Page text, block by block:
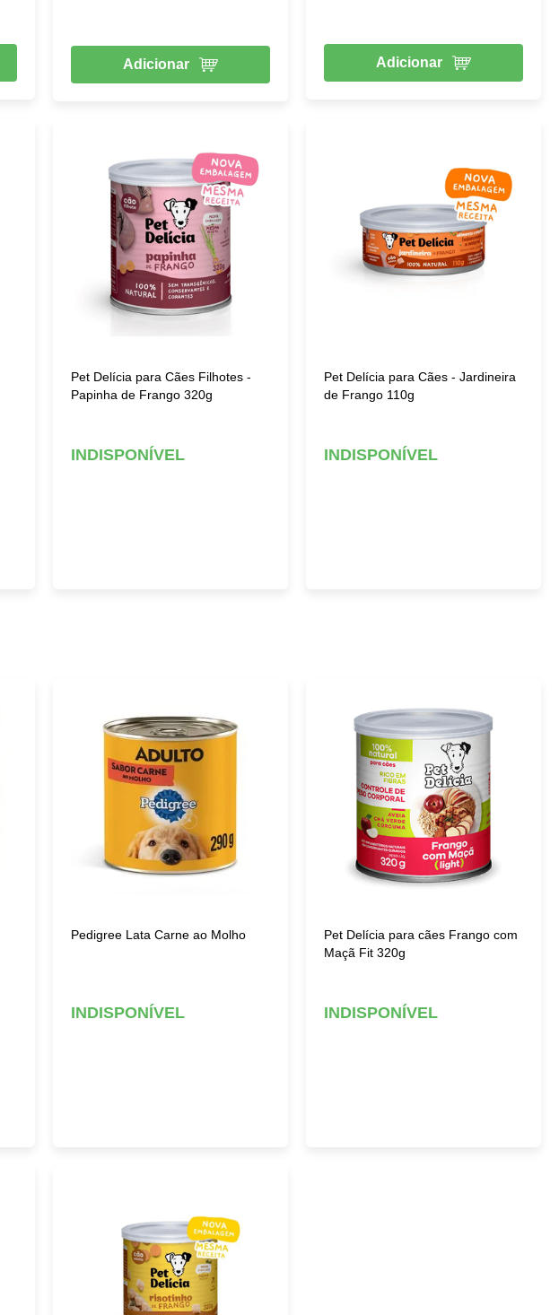
Adicionar Adicionar
Pet Delícia para Cães Filhotes -
Papinha de Frango 320g
INDISPONÍVEL
Pet Delícia para Cães - Jardineira
de Frango 110g
INDISPONÍVEL
Pedigree Lata Carne ao Molho
INDISPONÍVEL
Pet Delícia para cães Frango com
Maçã Fit 320g
INDISPONÍVEL